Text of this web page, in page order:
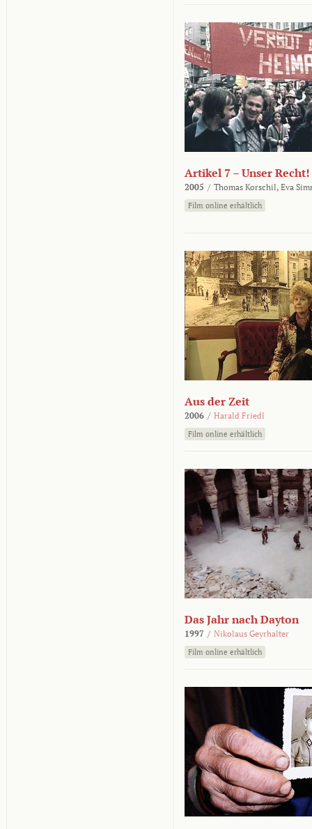
Artikel 7 – Unser Recht!
2005 / Thomas Korschil, Eva
Film online erhältlich
Aus der Zeit
2006 / Harald Friedl
Film online erhältlich
Das Jahr nach Dayton
1997 / Nikolaus Geyrhalter
Film online erhältlich